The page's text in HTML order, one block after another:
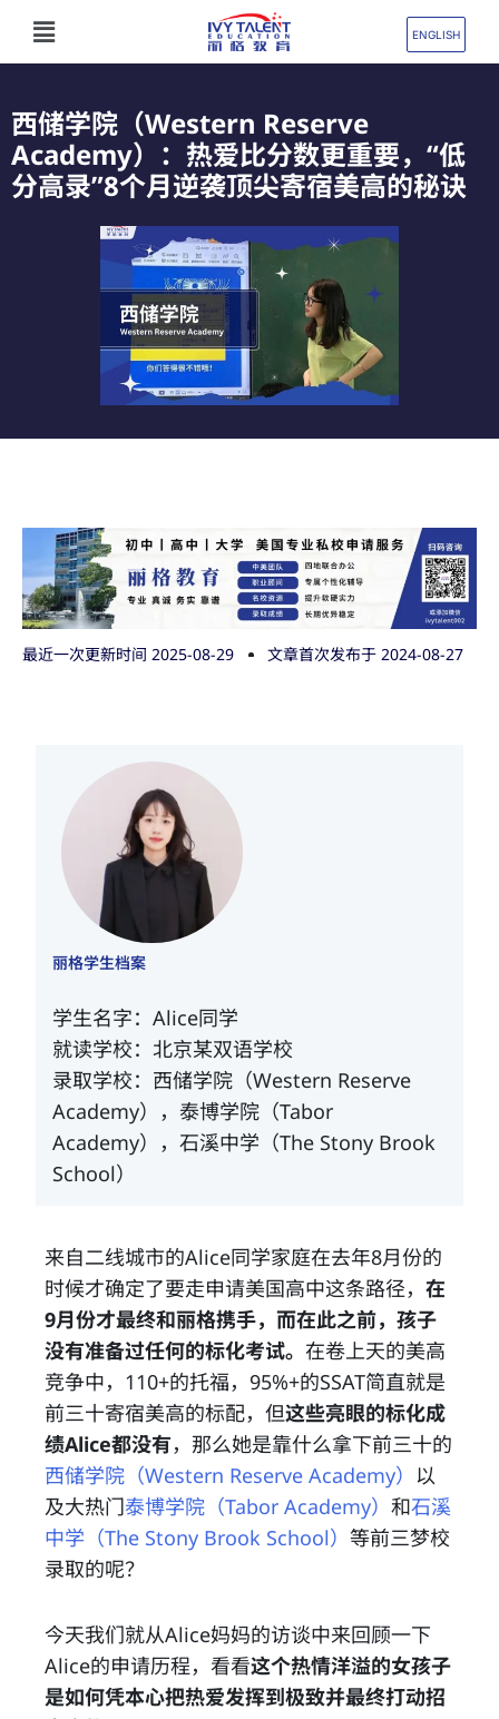
内
Flyout
Menu
ENGLISH
西储学院（Western Reserve
Academy）：热爱比分数更重要，“低
分高录”8个月逆袭顶尖寄宿美高的秘诀
最近一次更新时间 2025-08-29 文章首次发布于 2024-08-27
丽格学生档案
学生名字：Alice同学
就读学校：北京某双语学校
录取学校：西储学院（Western Reserve
Academy），泰博学院（Tabor
Academy），石溪中学（The Stony Brook
School）
来自二线城市的Alice同学家庭在去年8月份的
时候才确定了要走申请美国高中这条路径， 在
9月份才最终和丽格携手，而在此之前， 孩子
没有准备过任何的标化考试。 在卷上天的美高
竞争中，110+的托福，95%+的SSAT简直就是
前三十寄宿美高的标配，但这些亮眼的标化成
绩Alice都没有，那么她是靠什么拿下前三十的
西储学院（Western Reserve Academy） 以
及大热门泰博学院（Tabor Academy） 和石溪
中学（The Stony Brook School） 等前三梦校
录取的呢？
今天我们就从Alice妈妈的访谈中来回顾一下
Alice的申请历程，看看这个热情洋溢的女孩子
是如何凭本心把热爱发挥到极致并最终打动招